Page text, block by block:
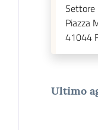
Settore
Piazza
41044
Ultimo